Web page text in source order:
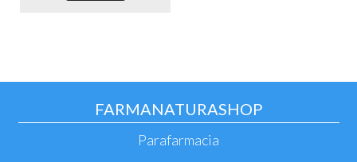
FARMANATURASHOP
Parafarmacia